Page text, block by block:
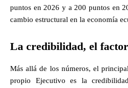
puntos en 2026 y a 200 puntos en
cambio estructural en la economía
La credibilidad, el
Más allá de los números, el
propio Ejecutivo es la